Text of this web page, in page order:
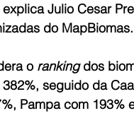
Julio Cesar
do MapBiomas.
o ranking dos
seguido da
Pampa com 193%